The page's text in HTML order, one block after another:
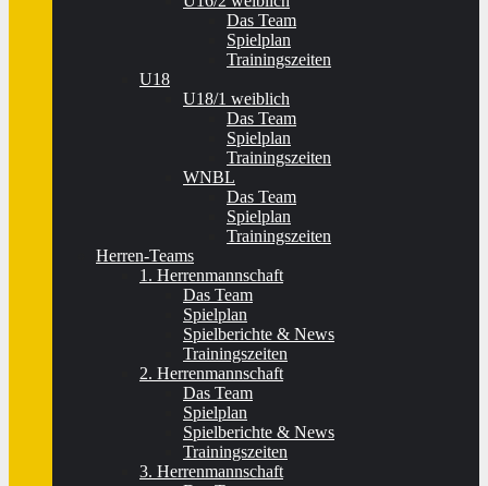
Das Team
Spielplan
Trainingszeiten
U18
U18/1 weiblich
Das Team
Spielplan
Trainingszeiten
WNBL
Das Team
Spielplan
Trainingszeiten
Herren-Teams
1. Herrenmannschaft
Das Team
Spielplan
Spielberichte & News
Trainingszeiten
2. Herrenmannschaft
Das Team
Spielplan
Spielberichte & News
Trainingszeiten
3. Herrenmannschaft